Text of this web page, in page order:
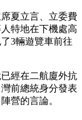
夏立言、立委費
特地在下機處高
3輛遊覽車前往
經在二航廈外抗
前總統身分發表
營的言論。